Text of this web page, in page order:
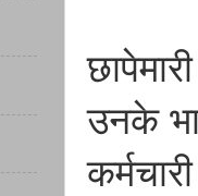
उनके